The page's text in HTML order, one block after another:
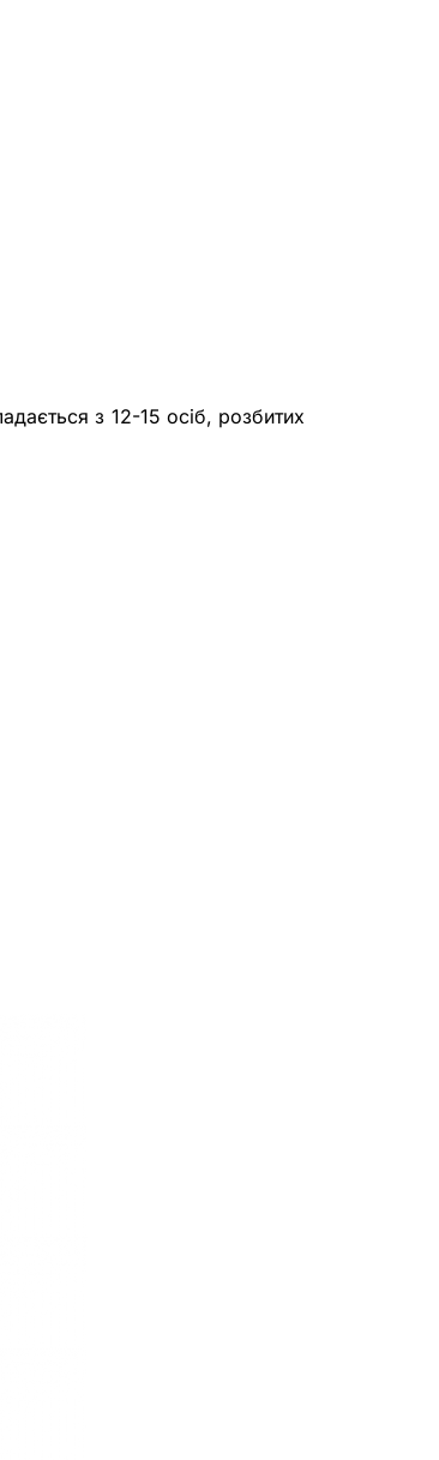
з 12-15 осіб, розбитих